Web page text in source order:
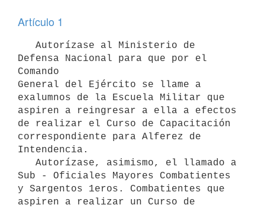
Artículo 1
Defensa Nacional para que por el
Comando
General del Ejército se llame a
exalumnos de la Escuela Militar que
aspiren a reingresar a ella a efectos
de realizar el Curso de Capacitación
correspondiente para Alferez de
Intendencia.
Sub - Oficiales Mayores Combatientes
y Sargentos 1eros. Combatientes que
aspiren a realizar un Curso de